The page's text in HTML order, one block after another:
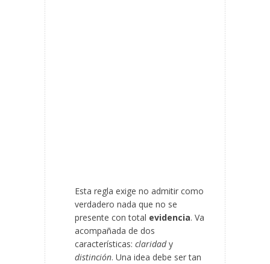
Esta regla exige no admitir como
verdadero nada que no se
presente con total evidencia. Va
acompañada de dos
características: claridady
distinción. Una idea debe ser tan